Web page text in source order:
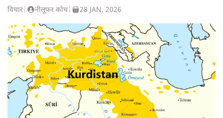
विचार नीलूफ़र कोच 28 JAN, 2026